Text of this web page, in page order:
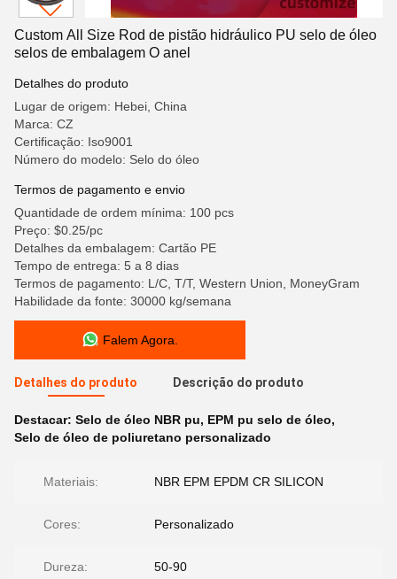
Custom All Size Rod de pistão hidráulico PU selo de óleo
selos de embalagem O anel
Detalhes do produto
Lugar de origem: Hebei, China
Marca: CZ
Certificação: Iso9001
Número do modelo: Selo do óleo
Termos de pagamento e envio
Quantidade de ordem mínima: 100 pcs
Preço: $0.25/pc
Detalhes da embalagem: Cartão PE
Tempo de entrega: 5 a 8 dias
Termos de pagamento: L/C, T/T, Western Union, MoneyGram
Habilidade da fonte: 30000 kg/semana
Falem Agora.
Detalhes do produto Descrição do produto
Destacar: Selo de óleo NBR pu, EPM pu selo de óleo,
Selo de óleo de poliuretano personalizado
Materiais: NBR EPM EPDM CR SILICON
Cores: Personalizado
Dureza: 50-90